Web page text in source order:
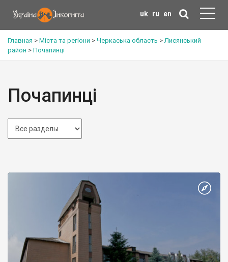
uk ru en
Главная > Міста та регіони > Черкаська область >Лисянський
район > Почапинці
Почапинці